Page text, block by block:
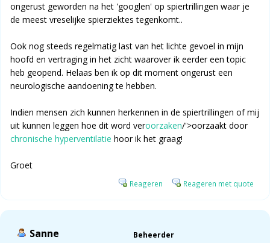
ongerust geworden na het 'googlen' op spiertrillingen waar je
de meest vreselijke spierziektes tegenkomt..
Ook nog steeds regelmatig last van het lichte gevoel in mijn
hoofd en vertraging in het zicht waarover ik eerder een topic
heb geopend. Helaas ben ik op dit moment ongerust een
neurologische aandoening te hebben.
Indien mensen zich kunnen herkennen in de spiertrillingen of mij
uit kunnen leggen hoe dit word veroorzaken/'>oorzaakt door
chronische hyperventilatie hoor ik het graag!
Groet
Reageren Reageren met quote
Sanne
Beheerder